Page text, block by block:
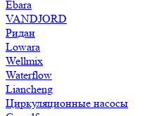
Ebara
VANDJORD
Ридан
Lowara
Wellmix
Waterflow
Liancheng
Циркуляционные насосы